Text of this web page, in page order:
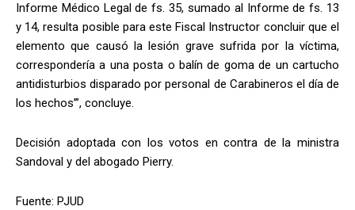
Informe Médico Legal de fs. 35, sumado al Informe de fs. 13
y 14, resulta posible para este Fiscal Instructor concluir que el
elemento que causó la lesión grave sufrida por la víctima,
correspondería a una posta o balín de goma de un cartucho
antidisturbios disparado por personal de Carabineros el día de
los hechos’”, concluye.
Decisión adoptada con los votos en contra de la ministra
Sandoval y del abogado Pierry.
Fuente: PJUD